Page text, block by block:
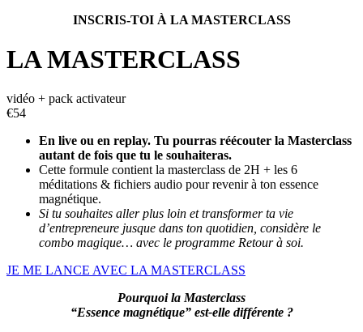
INSCRIS-TOI À LA MASTERCLASS
LA MASTERCLASS
vidéo + pack activateur
€54
En live ou en replay. Tu pourras réécouter la Masterclass
autant de fois que tu le souhaiteras.
Cette formule contient la masterclass de 2H + les 6
méditations & fichiers audio pour revenir à ton essence
magnétique.
Si tu souhaites aller plus loin et transformer ta vie
d’entrepreneure jusque dans ton quotidien, considère le
combo magique… avec le programme Retour à soi.
JE ME LANCE AVEC LA MASTERCLASS
Pourquoi la Masterclass
“Essence magnétique” est-elle différente ?